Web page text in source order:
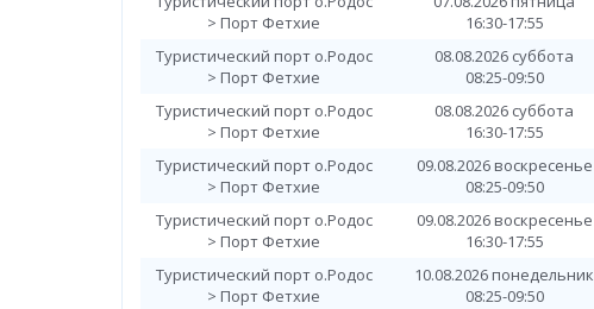
> Порт Фетхие
16:30-17:55
Туристический порт о.Родос
> Порт Фетхие
08.08.2026 суббота
08:25-09:50
Туристический порт о.Родос
> Порт Фетхие
08.08.2026 суббота
16:30-17:55
Туристический порт о.Родос
> Порт Фетхие
09.08.2026 воскресенье
08:25-09:50
Туристический порт о.Родос
> Порт Фетхие
09.08.2026 воскресенье
16:30-17:55
Туристический порт о.Родос
> Порт Фетхие
10.08.2026 понедельник
08:25-09:50